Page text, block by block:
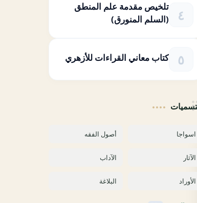
تلخيص مقدمة علم المنطق
(السلم المنورق)
كتاب معاني القراءات للأزهري